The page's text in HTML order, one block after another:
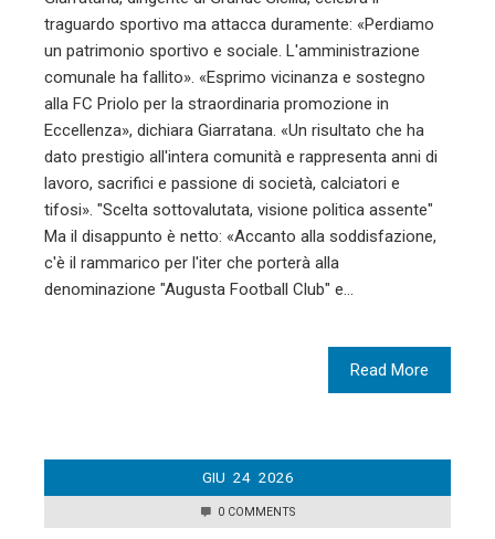
traguardo sportivo ma attacca duramente: «Perdiamo
un patrimonio sportivo e sociale. L'amministrazione
comunale ha fallito». «Esprimo vicinanza e sostegno
alla FC Priolo per la straordinaria promozione in
Eccellenza», dichiara Giarratana. «Un risultato che ha
dato prestigio all'intera comunità e rappresenta anni di
lavoro, sacrifici e passione di società, calciatori e
tifosi». "Scelta sottovalutata, visione politica assente"
Ma il disappunto è netto: «Accanto alla soddisfazione,
c'è il rammarico per l'iter che porterà alla
denominazione "Augusta Football Club" e…
Read More
GIU 24 2026
0 COMMENTS